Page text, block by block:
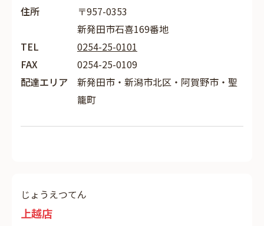
住所
〒957-0353
新発田市石喜169番地
TEL
0254-25-0101
FAX
0254-25-0109
配達エリア
新発田市・新潟市北区・阿賀野市・聖
籠町
じょうえつてん
上越店